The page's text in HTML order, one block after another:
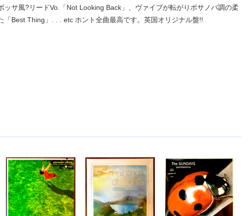
サ風?リードVo.「Not Looking Back」、ヴァイブが転がりボサノバ調の柔
Best Thing」. . . etc ホント全曲最高です。英国オリジナル盤!!